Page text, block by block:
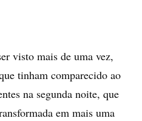
visto mais de uma vez,
tinham comparecido ao
na segunda noite, que
em mais uma